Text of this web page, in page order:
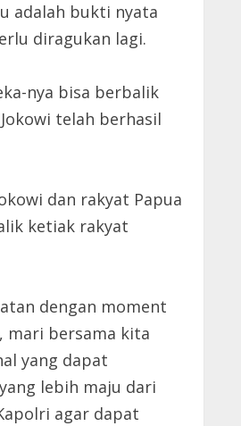
adalah bukti nyata
diragukan lagi.
nya bisa berbalik
telah berhasil
dan rakyat Papua
ketiak rakyat
dengan moment
mari bersama kita
yang dapat
lebih maju dari
agar dapat